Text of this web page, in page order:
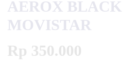
AEROX BLACK
MOVISTAR
Rp 350.000